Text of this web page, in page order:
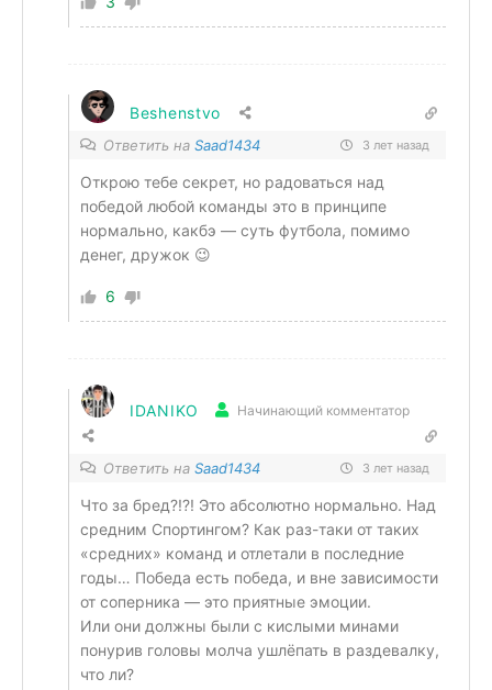
Beshenstvo
Ответить на Saad1434 3 лет назад
Открою тебе секрет, но радоваться над
победой любой команды это в принципе
нормально, какбэ — суть футбола, помимо
денег, дружок 😉
6
IDANIKO Начинающий комментатор
Ответить на Saad1434 3 лет назад
Что за бред?!?! Это абсолютно нормально. Над
средним Спортингом? Как раз-таки от таких
«средних» команд и отлетали в последние
годы… Победа есть победа, и вне зависимости
от соперника — это приятные эмоции.
Или они должны были с кислыми минами
понурив головы молча ушлёпать в раздевалку,
что ли?